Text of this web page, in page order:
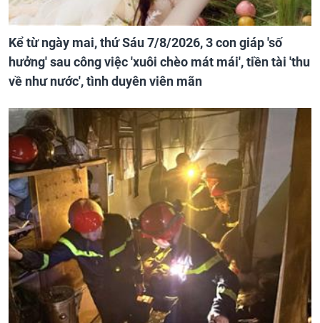
Kể từ ngày mai, thứ Sáu 7/8/2026, 3 con giáp 'số
hưởng' sau công việc 'xuôi chèo mát mái', tiền tài 'thu
về như nước', tình duyên viên mãn